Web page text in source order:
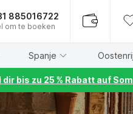
885016722
om te boeken
Spanje
dir bis zu 25 % Rabatt auf